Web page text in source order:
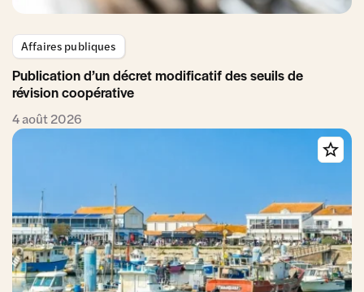
Affaires publiques
Publication d’un décret modificatif des seuils de
révision coopérative
4 août 2026